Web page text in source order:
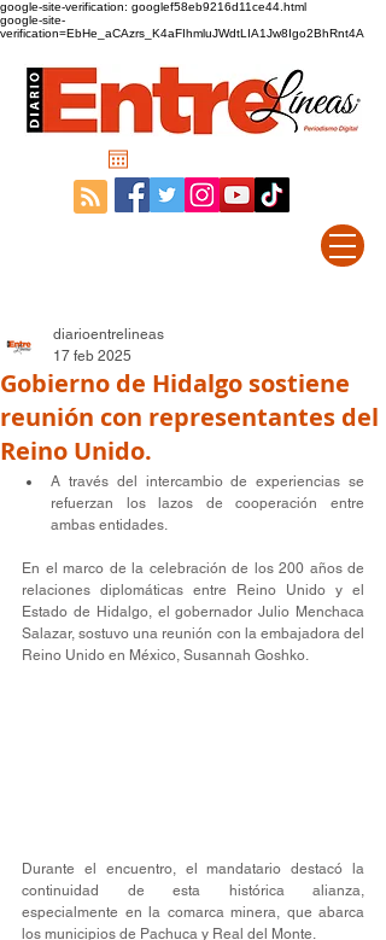
google-site-verification: googlef58eb9216d11ce44.html
google-site-
verification=EbHe_aCAzrs_K4aFIhmluJWdtLIA1Jw8Igo2BhRnt4A
Gobierno de Hidalgo sostiene
reunión con representantes del
Reino Unido.
diarioentrelineas
17 feb 2025
A través del intercambio de experiencias se
refuerzan los lazos de cooperación entre
ambas entidades.
En el marco de la celebración de los 200 años de
relaciones diplomáticas entre Reino Unido y el
Estado de Hidalgo, el gobernador Julio Menchaca
Salazar, sostuvo una reunión con la embajadora del
Reino Unido en México, Susannah Goshko.
Durante el encuentro, el mandatario destacó la
continuidad de esta histórica alianza,
especialmente en la comarca minera, que abarca
los municipios de Pachuca y Real del Monte.